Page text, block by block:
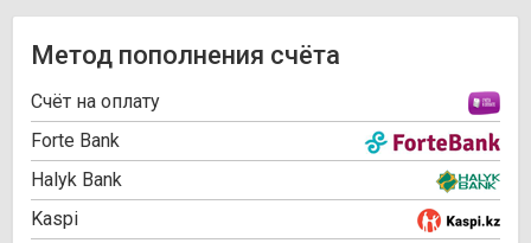
Метод пополнения счёта
Cчёт на оплату
Forte Bank
Halyk Bank
Kaspi